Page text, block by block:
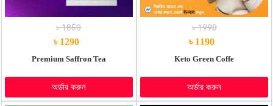
৳ 1290
৳ 1850
Premium Saffron Tea
অর্ডার করুন
৳ 1190
৳ 1990
Keto Green Coffe
অর্ডার করুন